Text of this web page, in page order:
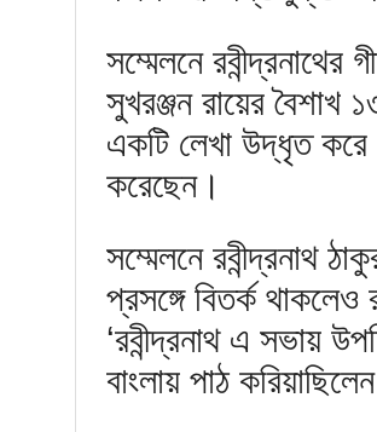
সম্মেলনে
সুখরঞ্জন রায়ের বৈশাখ
একটি লেখা উদ্ধৃত করে
করেছেন।
সম্মেলনে রবীন্দ্রনাথ
প্রসঙ্গে বিতর্ক থাকলেও
‘রবীন্দ্রনাথ এ সভায়
বাংলায় পাঠ